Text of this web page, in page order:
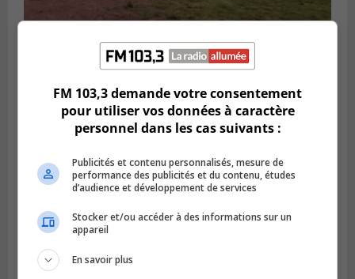
Publié le 6 août 2026 à 05h11
Une poussée tardive propulse les Ducs
FM 103,3 demande votre consentement
pour utiliser vos données à caractère
personnel dans les cas suivants :
Publicités et contenu personnalisés, mesure de
performance des publicités et du contenu, études
d’audience et développement de services
Stocker et/ou accéder à des informations sur un
appareil
En savoir plus